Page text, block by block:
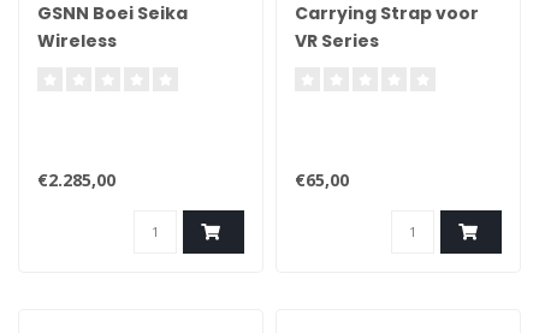
GSNN Boei Seika
Wireless
€2.285,00
Carrying Strap voor
VR Series
€65,00